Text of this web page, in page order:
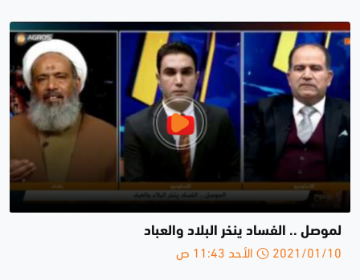
لموصل .. الفساد ينخر البلاد والعباد
2021/01/10 الأحد 11:43 ص